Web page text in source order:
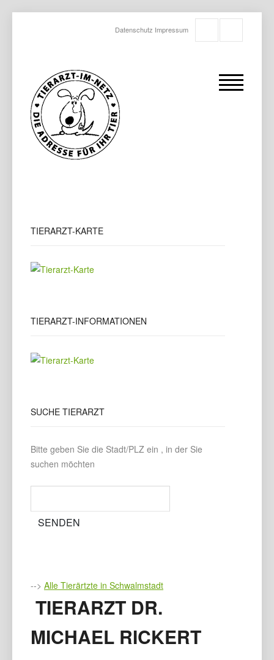
Datenschutz Impressum
TIERARZT-KARTE
TIERARZT-INFORMATIONEN
SUCHE TIERARZT
Bitte geben Sie die Stadt/PLZ ein , in der Sie
suchen möchten
--> Alle Tierärtzte in Schwalmstadt
TIERARZT DR.
MICHAEL RICKERT